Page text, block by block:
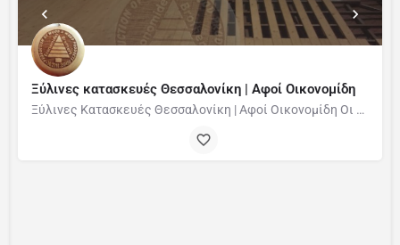
Ξύλινες κατασκευές Θεσσαλονίκη | Αφοί Οικονομίδη
Ξύλινες Κατασκευές Θεσσαλονίκη | Αφοί Οικονομίδη Οι ξύλινες κατασκευές στη Θεσσαλονίκη αποτελούν μία από…